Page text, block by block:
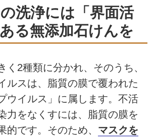
洗浄には「界面活
る無添加石けんを
く2種類に分かれ、そのうち、
ルスは、脂質の膜で覆われた
ウイルス」に属します。不活
力をなくすには、脂質の膜を
的です。そのため、 マスクを